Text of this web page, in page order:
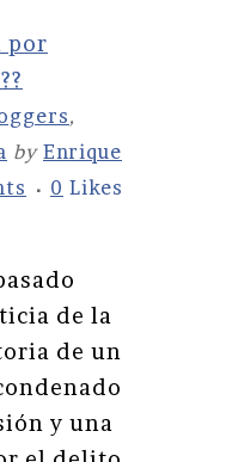
por
,
by Enrique
0 Likes
de la
de un
y una